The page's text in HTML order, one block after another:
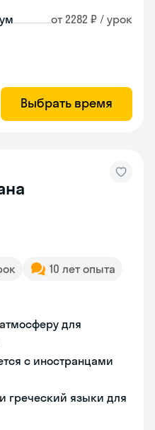
от 2282 ₽ / урок
Выбрать время
10 лет опыта
для
с иностранцами
греческий языки для